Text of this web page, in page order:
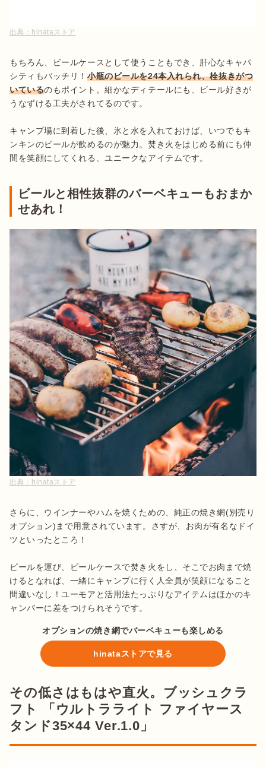
出典： hinataストア
もちろん、ビールケースとして使うこともでき、肝心なキャパ
シティもバッチリ！小瓶のビールを24本入れられ、栓抜きがつ
いているのもポイント。細かなディテールにも、ビール好きが
うなずける工夫がされてるのです。
キャンプ場に到着した後、氷と水を入れておけば、いつでもキ
ンキンのビールが飲めるのが魅力。焚き火をはじめる前にも仲
間を笑顔にしてくれる、ユニークなアイテムです。
ビールと相性抜群のバーベキューもおまか
せあれ！
出典： hinataストア
さらに、ウインナーやハムを焼くための、純正の焼き網(別売り
オプション)まで用意されています。さすが、お肉が有名なドイ
ツといったところ！
ビールを運び、ビールケースで焚き火をし、そこでお肉まで焼
けるとなれば、一緒にキャンプに行く人全員が笑顔になること
間違いなし！ユーモアと活用法たっぷりなアイテムはほかのキ
ャンパーに差をつけられそうです。
オプションの焼き網でバーベキューも楽しめる
hinataストアで見る
その低さはもはや直火。ブッシュクラ
フト 「ウルトラライト ファイヤース
タンド35×44 Ver.1.0」